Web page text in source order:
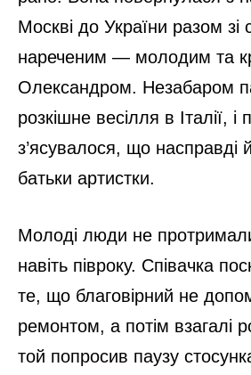
Москві до України разом зі
нареченим — молодим та
Олександром. Незабаром
розкішне весілля в Італії, і
з’ясувалося, що насправді
батьки артистки.
Молоді люди не
навіть півроку. Співачка
те, що благовірний не
ремонтом, а потім взагалі
той попросив паузу